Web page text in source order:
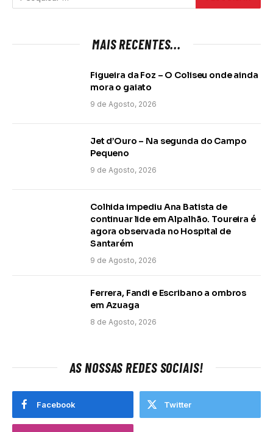
MAIS RECENTES...
Figueira da Foz – O Coliseu onde ainda
mora o gaiato
9 de Agosto, 2026
Jet d’Ouro – Na segunda do Campo
Pequeno
9 de Agosto, 2026
Colhida impediu Ana Batista de
continuar lide em Alpalhão. Toureira é
agora observada no Hospital de
Santarém
9 de Agosto, 2026
Ferrera, Fandi e Escribano a ombros
em Azuaga
8 de Agosto, 2026
AS NOSSAS REDES SOCIAIS!
Facebook Twitter